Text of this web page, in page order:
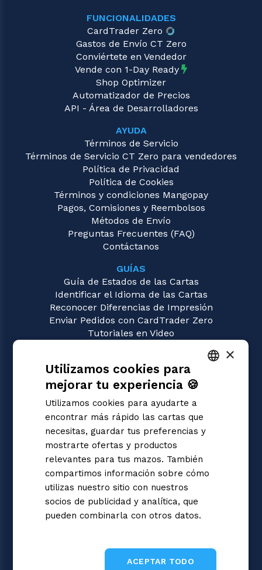
FUNCIONALIDADES
CardTrader Zero
Gastos de Envío CT Zero
Conviértete en Vendedor
Vende con 1-Day Ready
Shop Optimizer
Automatizador de Precios
API - Área de Desarrolladores
AYUDA
Términos de Servicio
Términos de Servicio CT Zero para vendedores
Política de Privacidad
Política de Cookies
Términos y condiciones Mangopay
Pagos, Comisiones y Reembolsos
Métodos de Envío
Preguntas Frecuentes (FAQ)
Contáctanos
GUÍAS
Guía de Estados de las Cartas
Identificar el Idioma de las Cartas
Reconocer Diferencias de Impresión
Enviar Pedidos con CardTrader Zero
Tutoriales en Video
Digimon
Magic: the Gathering
Pokémon
Yu-Gi-Oh!
Flesh and Blood
One Piece
Dragon Ball Super
Cardfight!! Vanguard
Disney Lorcana
Star Wars Unlimited
Union Arena
Riftbound | League of Legends
ITALIAN
×
Utilizamos cookies para
mejorar tu experiencia 🍪
Utilizamos cookies para ayudarte a
encontrar más rápido las cartas que
necesitas, guardar tus preferencias y
mostrarte ofertas y productos
relevantes para tus mazos. También
compartimos información sobre cómo
utilizas nuestro sitio con nuestros
socios de publicidad y analítica, que
pueden combinarla con otros datos.
ACEPTAR TODO